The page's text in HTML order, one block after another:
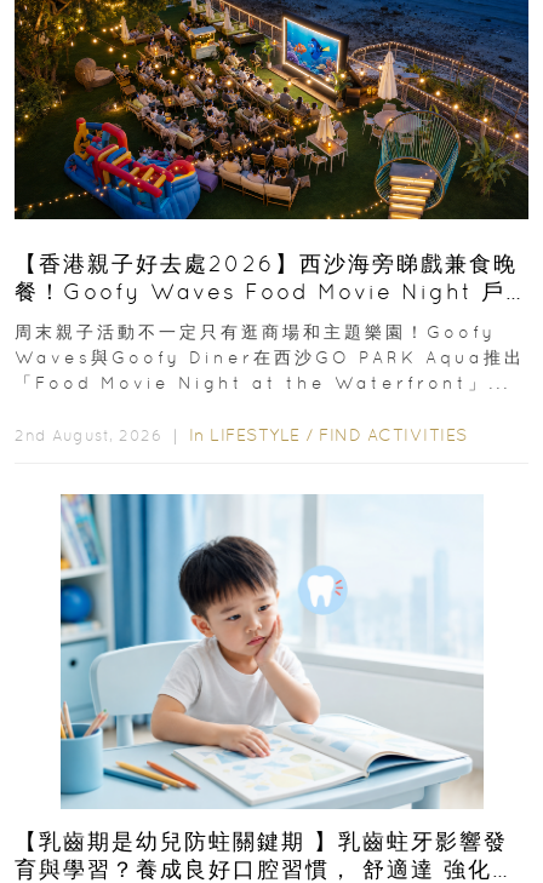
【香港親子好去處2026】西沙海旁睇戲兼食晚
餐！Goofy Waves Food Movie Night 戶
外影院逢週末登場
周末親子活動不一定只有逛商場和主題樂園！Goofy
Waves與Goofy Diner在西沙GO PARK Aqua推出
「Food Movie Night at the Waterfront」...
2nd August, 2026 ｜ In LIFESTYLE / FIND ACTIVITIES
【乳齒期是幼兒防蛀關鍵期 】乳齒蛀牙影響發
育與學習？養成良好口腔習慣， 舒適達 強化琺